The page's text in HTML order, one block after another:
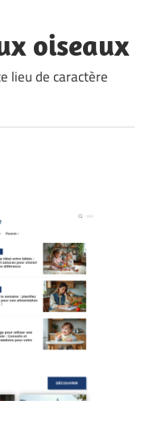
oiseaux
lieu de caractère